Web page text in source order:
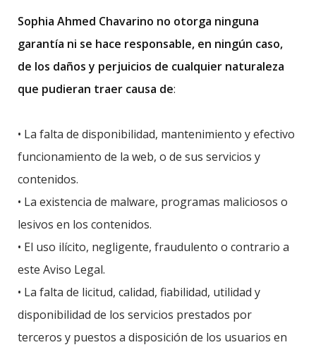
Sophia Ahmed Chavarino no otorga ninguna
garantía ni se hace responsable, en ningún caso,
de los daños y perjuicios de cualquier naturaleza
que pudieran traer causa de:
• La falta de disponibilidad, mantenimiento y efectivo
funcionamiento de la web, o de sus servicios y
contenidos.
• La existencia de malware, programas maliciosos o
lesivos en los contenidos.
• El uso ilícito, negligente, fraudulento o contrario a
este Aviso Legal.
• La falta de licitud, calidad, fiabilidad, utilidad y
disponibilidad de los servicios prestados por
terceros y puestos a disposición de los usuarios en